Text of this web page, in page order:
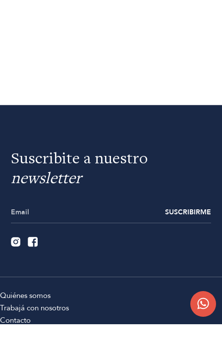
Suscribite a nuestro
newsletter
SUSCRIBIRME
Quiénes somos
Trabajá con nosotros
Contacto